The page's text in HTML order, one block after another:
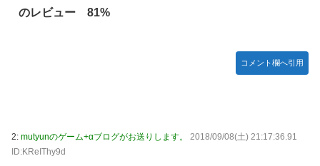
のレビュー 81%
コメント欄へ引用
2: mutyunのゲーム+αブログがお送りします。
2018/09/08(土) 21:17:36.91
ID:KReIThy9d